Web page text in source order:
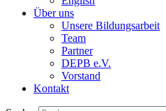
Über uns
Unsere Bildungsarbeit
Team
Partner
DEPB e.V.
Vorstand
Kontakt